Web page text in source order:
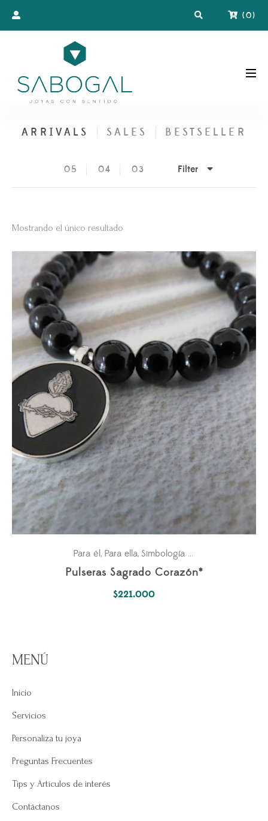
(0)
ARRIVALS SALES BESTSELLER
05 04 03 Filter
Mostrando el único resultado
Para él, Para ella, Simbología Del Alma
Pulseras Sagrado Corazón*
$221.000
MENÚ
Inicio
Servicios
Personaliza tu joya
Preguntas Frecuentes
Tips y Artículos de interés
Contáctanos